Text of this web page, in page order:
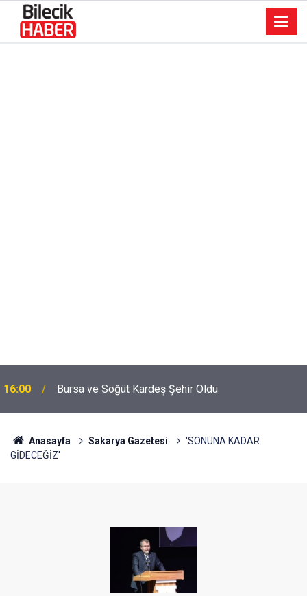
16:00 Bursa ve Söğüt Kardeş Şehir Oldu
Anasayfa Sakarya Gazetesi
'SONUNA KADAR
GİDECEĞİZ'